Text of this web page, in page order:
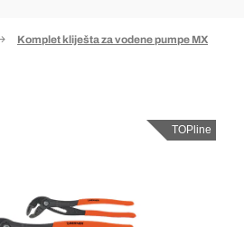
Komplet kliješta za vodene pumpe MX
TOPline